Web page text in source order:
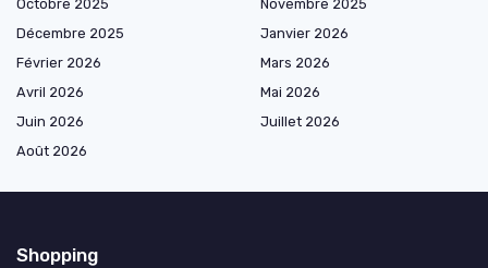
Octobre 2025
Novembre 2025
Décembre 2025
Janvier 2026
Février 2026
Mars 2026
Avril 2026
Mai 2026
Juin 2026
Juillet 2026
Août 2026
Shopping